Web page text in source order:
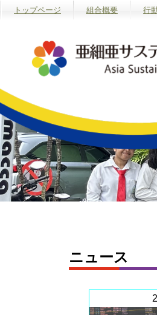
トップページ 組合概要 行
ニュース